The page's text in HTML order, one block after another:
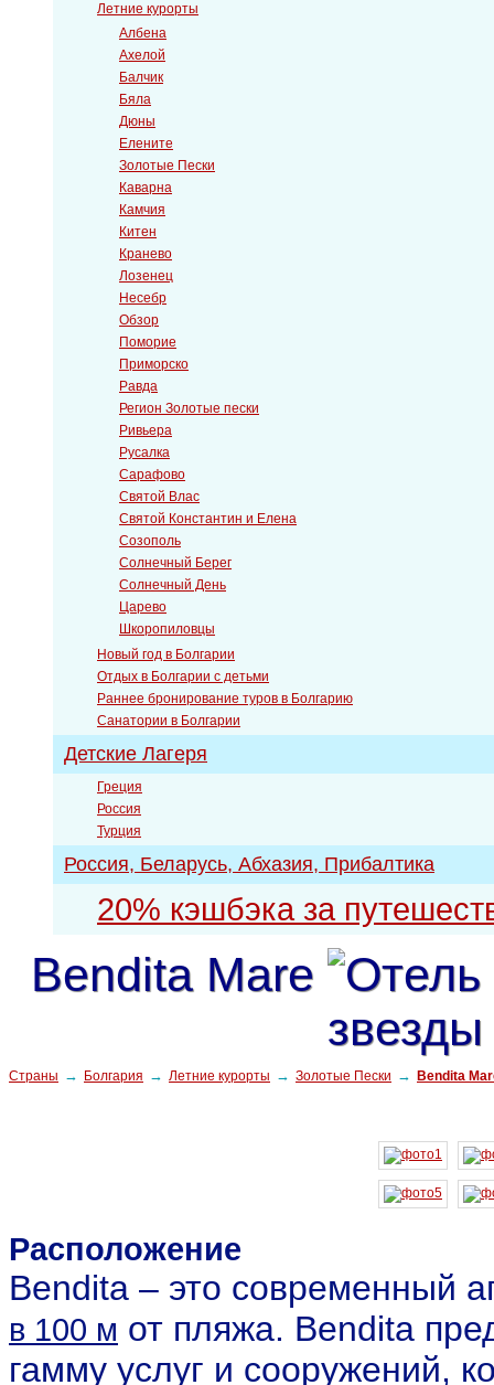
Летние курорты
Албена
Ахелой
Балчик
Бяла
Дюны
Елените
Золотые Пески
Каварна
Камчия
Китен
Кранево
Лозeнец
Несебр
Обзор
Поморие
Приморско
Равда
Регион Золотые пески
Ривьера
Русалка
Сарафово
Святой Влас
Святой Константин и Елена
Созополь
Солнечный Берег
Солнечный День
Царево
Шкоропиловцы
Новый год в Болгарии
Отдых в Болгарии с детьми
Раннее бронирование туров в Болгарию
Санатории в Болгарии
Детские Лагеря
Греция
Россия
Турция
Россия, Беларусь, Абхазия, Прибалтика
20% кэшбэка за
Bendita Mare
Страны → Болгария → Летние курорты → Золотые Пески → Bendita
Расположение
Bendita – это современный
в 100 м от пляжа. Bendita
гамму услуг и сооружений,